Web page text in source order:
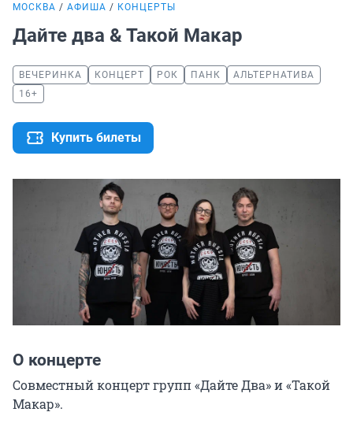
МОСКВА АФИША КОНЦЕРТЫ
Дайте два & Такой Макар
ВЕЧЕРИНКА КОНЦЕРТ РОК ПАНК
АЛЬТЕРНАТИВА
16+
Купить билеты
О концерте
Совместный концерт групп «Дайте Два» и «Такой
Макар».